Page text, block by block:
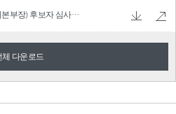
한국광해광업공단 상임이사(경영관리본부장) 후보자 심사기준.hwpx 57.28 KB
체 다운로드